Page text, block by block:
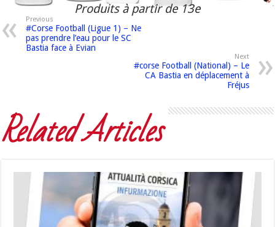
Produits à partir de 13e
Previous
#Corse Football (Ligue 1) – Ne
pas prendre l’eau pour le SC
Bastia face à Evian
Next
#corse Football (National) – Le
CA Bastia en déplacement à
Fréjus
Related Articles